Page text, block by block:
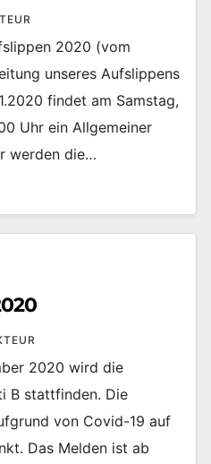
2020 (vom
unseres Aufslippens
findet am Samstag,
Uhr ein Allgemeiner
werden die…
2020 wird die
B stattfinden. Die
von Covid-19 auf
Das Melden ist ab